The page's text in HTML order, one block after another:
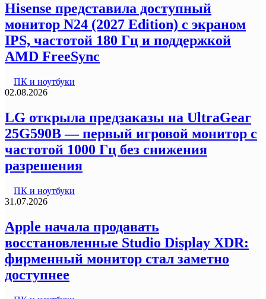
Hisense представила доступный
монитор N24 (2027 Edition) с экраном
IPS, частотой 180 Гц и поддержкой
AMD FreeSync
ПК и ноутбуки
02.08.2026
LG открыла предзаказы на UltraGear
25G590B — первый игровой монитор с
частотой 1000 Гц без снижения
разрешения
ПК и ноутбуки
31.07.2026
Apple начала продавать
восстановленные Studio Display XDR:
фирменный монитор стал заметно
доступнее